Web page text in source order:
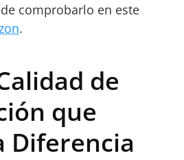
comprobarlo en este
.
de
que
Diferencia